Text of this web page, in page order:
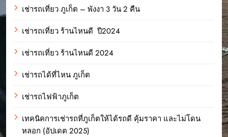
เช่ารถเที่ยว ภูเก็ต – พังงา 3 วัน 2 คืน
เช่ารถเที่ยว ร้านไหนดี ปี2024
เช่ารถเที่ยว ร้านไหนดี 2024
เช่ารถได้ที่ไหน ภูเก็ต
เช่ารถไฟฟ้าภูเก็ต
เทคนิคการเช่ารถที่ภูเก็ตให้ได้รถดี คุ้มราคา และไม่โดน
หลอก (อัปเดต 2025)